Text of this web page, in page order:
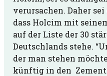
verursachen. Daher
dass Holcim mit
auf der Liste der 30
Deutschlands stehe.
der man stehen
künftig in den